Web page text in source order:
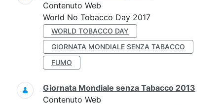
Contenuto Web
World No Tobacco Day 2017
WORLD TOBACCO DAY
GIORNATA MONDIALE SENZA TABACCO
FUMO
Giornata Mondiale senza Tabacco 2013
Contenuto Web